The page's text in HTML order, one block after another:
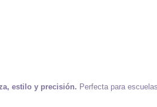
estilo y precisión. Perfecta para